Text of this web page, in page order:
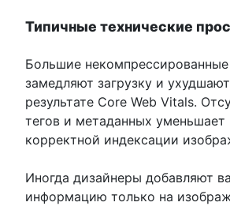
Типичные технические
Большие некомпрессированные
замедляют загрузку и
результате Core Web Vitals.
тегов и метаданных уменьшает
корректной индексации
Иногда дизайнеры добавляют
информацию только на